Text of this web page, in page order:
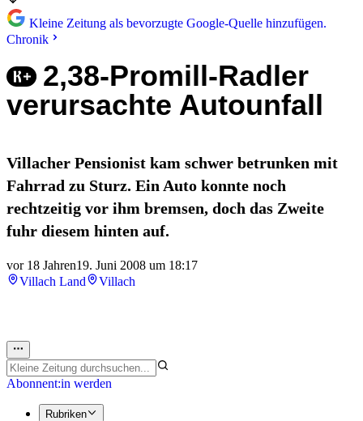
Kleine Zeitung als bevorzugte Google-Quelle hinzufügen.
Chronik
2,38-Promill-Radler
verursachte Autounfall
Villacher Pensionist kam schwer betrunken mit
Fahrrad zu Sturz. Ein Auto konnte noch
rechtzeitig vor ihm bremsen, doch das Zweite
fuhr diesem hinten auf.
vor 18 Jahren19. Juni 2008 um 18:17
Villach Land
Villach
Abonnent:in werden
Rubriken